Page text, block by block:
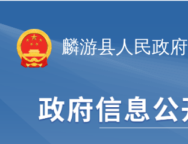
麟游县人民政府